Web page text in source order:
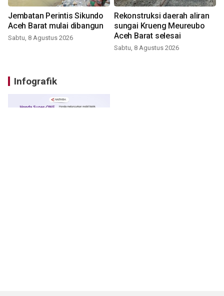
Jembatan Perintis Sikundo
Aceh Barat mulai dibangun
Sabtu, 8 Agustus 2026
Rekonstruksi daerah aliran
sungai Krueng Meureubo
Aceh Barat selesai
Sabtu, 8 Agustus 2026
Infografik